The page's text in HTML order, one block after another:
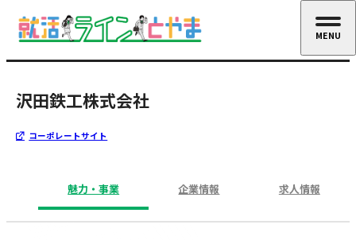
沢田鉄工株式会社
コーポレートサイト
魅力・事業 企業情報 求人情報
MENU